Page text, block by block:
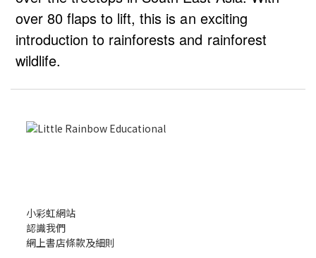
over 80 flaps to lift, this is an exciting
introduction to rainforests and rainforest
wildlife.
小彩虹網站
認識我們
網上書店條款及細則